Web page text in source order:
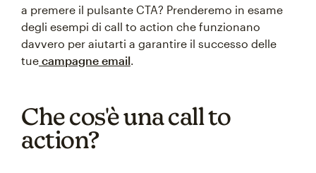
a premere il pulsante CTA? Prenderemo in esame
degli esempi di call to action che funzionano
davvero per aiutarti a garantire il successo delle
tue campagne email.
Che cos'è una call to
action?